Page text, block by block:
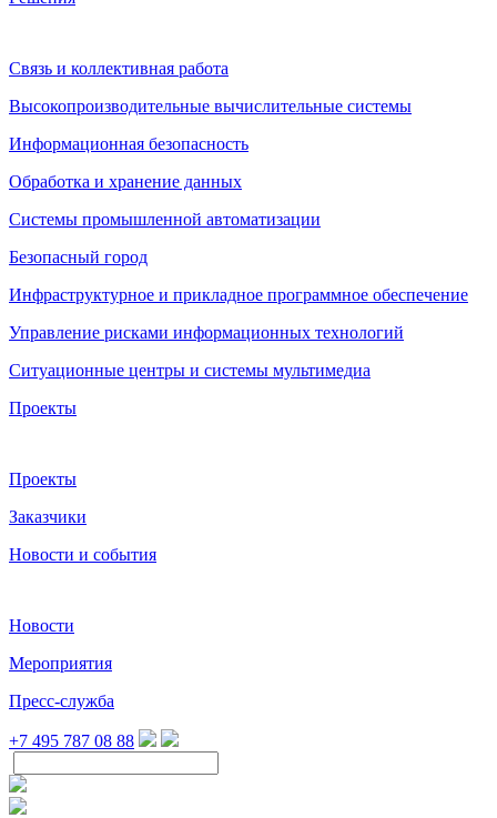
Связь и коллективная работа
Высокопроизводительные вычислительные системы
Информационная безопасность
Обработка и хранение данных
Системы промышленной автоматизации
Безопасный город
Инфраструктурное и прикладное программное обеспечение
Управление рисками информационных технологий
Ситуационные центры и системы мультимедиа
Проекты
Проекты
Заказчики
Новости и события
Новости
Мероприятия
Пресс-служба
+7 495 787 08 88